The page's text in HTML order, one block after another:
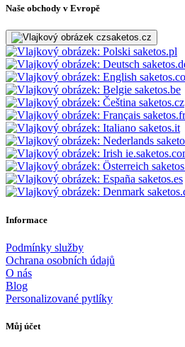
Naše obchody v Evropě
saketos.cz
saketos.pl
saketos.be
saketos.cz
saketos.fr
saketos.it
saketos.es
Informace
Podmínky služby
Ochrana osobních údajů
O nás
Blog
Personalizované pytlíky
Můj účet